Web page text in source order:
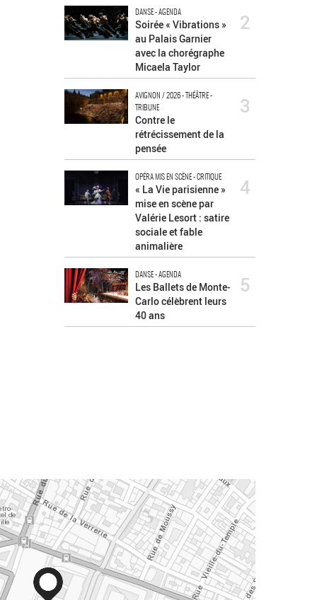
DANSE - AGENDA
Soirée « Vibrations »
au Palais Garnier
avec la chorégraphe
Micaela Taylor
2
AVIGNON / 2026 - THÉÂTRE -
TRIBUNE
Contre le
rétrécissement de la
pensée
3
OPÉRA MIS EN SCÈNE - CRITIQUE
« La Vie parisienne »
mise en scène par
Valérie Lesort : satire
sociale et fable
animalière
4
DANSE - AGENDA
Les Ballets de Monte-
Carlo célèbrent leurs
40 ans
5